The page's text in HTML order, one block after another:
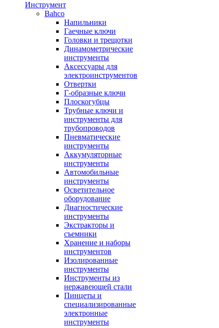
Инструмент
Bahco
Напильники
Гаечные ключи
Головки и трещотки
Динамометрические
инструменты
Аксессуары для
электроинструментов
Отвертки
Г-образные ключи
Плоскогубцы
Трубные ключи и
инструменты для
трубопроводов
Пневматические
инструменты
Аккумуляторные
инструменты
Автомобильные
инструменты
Осветительное
оборудование
Диагностические
инструменты
Экстракторы и
съемники
Хранение и наборы
инструментов
Изолированные
инструменты
Инструменты из
нержавеющей стали
Пинцеты и
специализированные
электронные
инструменты